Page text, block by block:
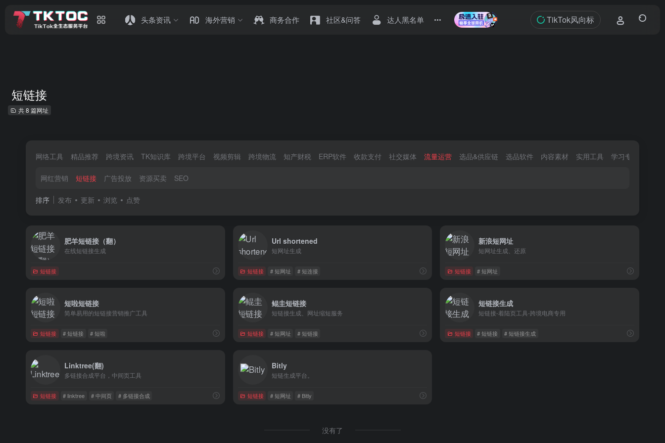
头条资讯 海外营销 商务合作 社区&问答 达人黑名单 TikTok风向标
短链接
共 8 篇网址
网络工具 精品推荐 跨境资讯 TK知识库 跨境平台 视频剪辑 跨境物流 知产财税 ERP软件 收款支付 社交媒体 流量运营 选品&供应链 选品软件 内容素材 实用工具 学习专区
网红营销 短链接 广告投放 资源买卖 SEO
排序 发布 更新 浏览 点赞
肥羊短链接（翻）
在线短链接生成
短链接
Url shortened
短网址生成
短链接 # 短网址 # 短连接
新浪短网址
短网址生成、还原
短链接 # 短网址
短啦短链接
简单易用的短链接营销推广工具
短链接 # 短链接 # 短啦
鲲圭短链接
短链接生成、网址缩短服务
短链接 # 短网址 # 短链接
短链接生成
短链接-着陆页工具-跨境电商专用
短链接 # 短链接 # 短链接生成
Linktree(翻)
多链接合成平台，中间页工具
短链接 # linktree # 中间页 # 多链接合成
Bitly
短链生成平台。
短链接 # 短网址 # Bitly
没有了